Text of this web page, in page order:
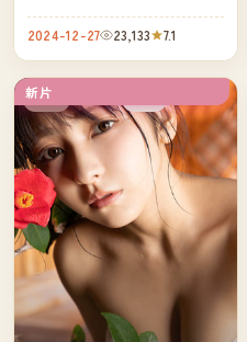
得推荐观看。
2024-12-27 23,133 7.1
新片
美国